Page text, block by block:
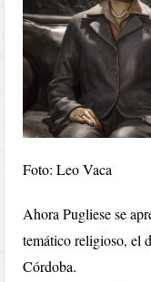
Foto: Leo Vaca
Ahora Pugliese se
temático religioso, el
Córdoba.